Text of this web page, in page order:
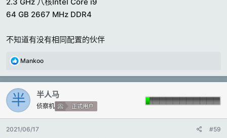
64 GB 2667 MHz DDR4
不知道有没有相同配置的伙伴
反
:
Mankoo
半 半人马
侦察机 正式用户
2021/06/17 #59